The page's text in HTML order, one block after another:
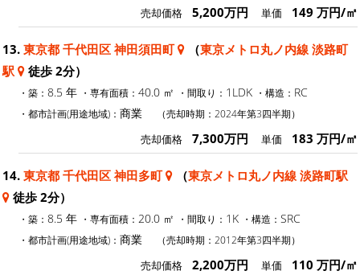
売却価格 5,200万円 単価 149 万円/㎡
13. 東京都 千代田区 神田須田町 （東京メトロ丸ノ内線 淡路町
駅
徒歩 2分）
・築： 8.5 年 ・専有面積： 40.0 ㎡ ・間取り： 1LDK ・構造： RC
・都市計画(用途地域)： 商業 （売却時期：2024年第3四半期）
売却価格 7,300万円 単価 183 万円/㎡
14. 東京都 千代田区 神田多町 （東京メトロ丸ノ内線 淡路町駅
徒歩 2分）
・築： 8.5 年 ・専有面積： 20.0 ㎡ ・間取り： 1K ・構造： SRC
・都市計画(用途地域)： 商業 （売却時期：2012年第3四半期）
売却価格 2,200万円 単価 110 万円/㎡